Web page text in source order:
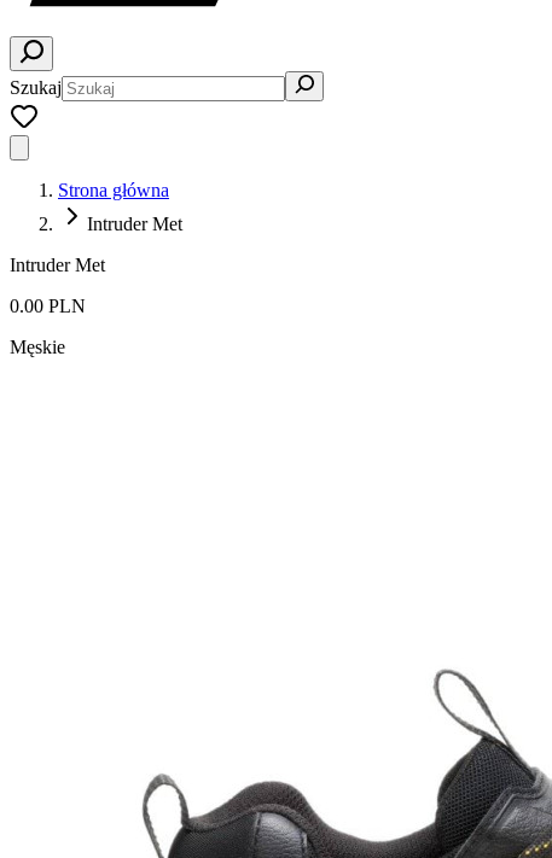
Szukaj
Strona główna
Intruder Met
Intruder Met
0.00 PLN
Męskie